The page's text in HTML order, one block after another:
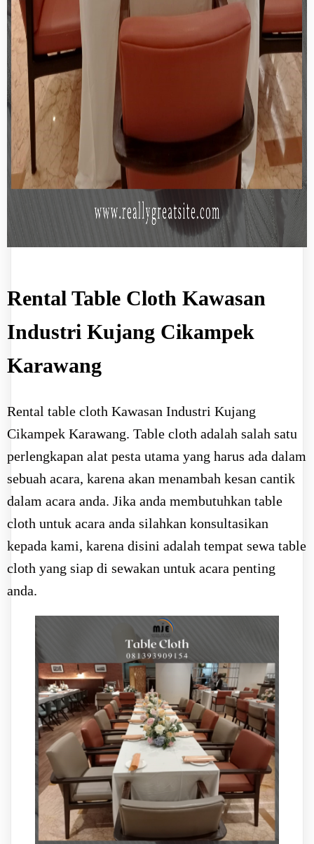
Rental Table Cloth Kawasan
Industri Kujang Cikampek
Karawang
Rental table cloth Kawasan Industri Kujang
Cikampek Karawang. Table cloth adalah salah satu
perlengkapan alat pesta utama yang harus ada dalam
sebuah acara, karena akan menambah kesan cantik
dalam acara anda. Jika anda membutuhkan table
cloth untuk acara anda silahkan konsultasikan
kepada kami, karena disini adalah tempat sewa table
cloth yang siap di sewakan untuk acara penting
anda.